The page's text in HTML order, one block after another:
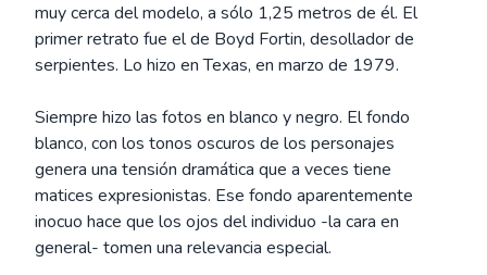
muy cerca del modelo, a sólo 1,25 metros de él. El
primer retrato fue el de Boyd Fortin, desollador de
serpientes. Lo hizo en Texas, en marzo de 1979.
Siempre hizo las fotos en blanco y negro. El fondo
blanco, con los tonos oscuros de los personajes
genera una tensión dramática que a veces tiene
matices expresionistas. Ese fondo aparentemente
inocuo hace que los ojos del individuo -la cara en
general- tomen una relevancia especial.